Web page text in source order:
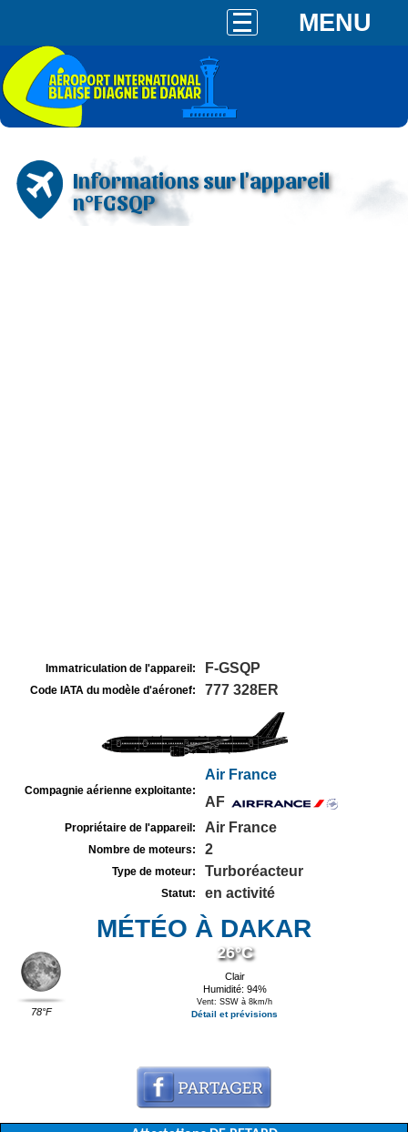
MENU
Informations sur l'appareil
n°FGSQP
Immatriculation de l'appareil: F-GSQP
Code IATA du modèle d'aéronef: 777 328ER
Compagnie aérienne exploitante:
Air France
AF
Propriétaire de l'appareil: Air France
Nombre de moteurs: 2
Type de moteur: Turboréacteur
Statut: en activité
MÉTÉO À DAKAR
78°F
26°C
Clair
Humidité: 94%
Vent: SSW à 8km/h
Détail et prévisions